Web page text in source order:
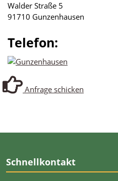
Walder Straße 5
91710 Gunzenhausen
Telefon:
Anfrage schicken
Schnellkontakt